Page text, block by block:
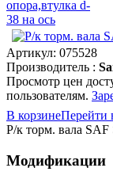
Артикул: 075528
Производитель :
Просмотр цен
пользователям.
В корзинеПерейти
Р/к торм. вала SAF
Модификации